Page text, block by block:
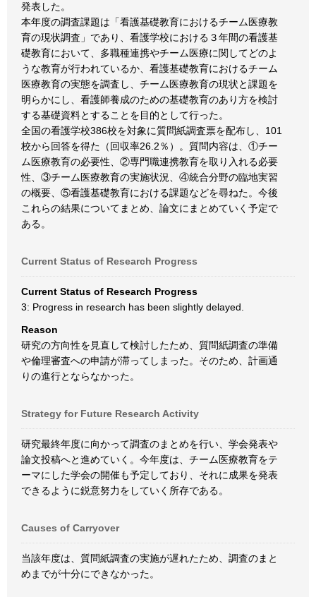
発表した。
本年度の調査課題は「看護基礎教育におけるチーム医療教
育の現状調査」であり、看護学校における３年間の看護基
礎教育において、多職種連携やチーム医療に関してどのよ
うな教育が行われているか、看護基礎教育におけるチーム
医療教育の実態を調査し、チーム医療教育の現状と課題を
明らかにし、看護師養成のための基礎教育のあり方を検討
する基礎資料とすることを目的として行った。
全国の看護学校386校を対象に質問紙調査票を配布し、101
校から回答を得た（回収率26.2％）。質問内容は、①チー
ム医療教育の必要性、②専門職連携教育を取り入れる必要
性、③チーム医療教育の実施状況、④統合分野の臨地実習
の概要、⑤看護基礎教育における課題などを尋ねた。今後
これらの結果についてまとめ、論文にまとめていく予定で
ある。
Current Status of Research Progress
Current Status of Research Progress
3: Progress in research has been slightly delayed.
Reason
研究の方向性を見直して検討したため、質問紙調査の準備
や倫理審査への申請が滞ってしまった。そのため、計画通
りの進行とならなかった。
Strategy for Future Research Activity
研究最終年度に向かって調査のまとめを行い、学会発表や
論文投稿へと進めていく。今年度は、チーム医療教育をテ
ーマにした学会の開催も予定しており、それに成果を発表
できるように鋭意努力をしていく所存である。
Causes of Carryover
当該年度は、質問紙調査の実施が遅れたため、調査のまと
めまでが十分にできなかった。